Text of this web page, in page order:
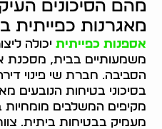
מהם הסיכונים
מאגרנות כפייתית
אספנות כפייתית יכולה
משמעותיים בבית, מסכנת
הסביבה. חברת שי פינוי
בסיכוני בטיחות הנובעים
מקיפים המשלבים מומחיות
מעמיק בבטיחות ביתית.